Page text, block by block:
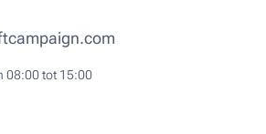
08:00 tot 15:00